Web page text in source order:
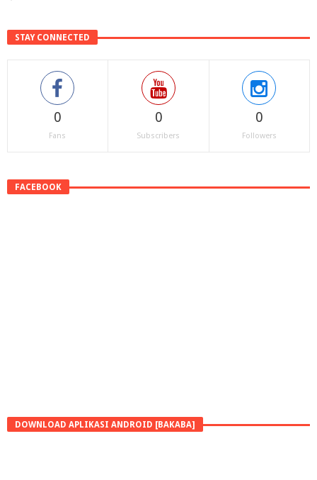
STAY CONNECTED
0
Fans
0
Subscribers
0
Followers
FACEBOOK
DOWNLOAD APLIKASI ANDROID [BAKABA]